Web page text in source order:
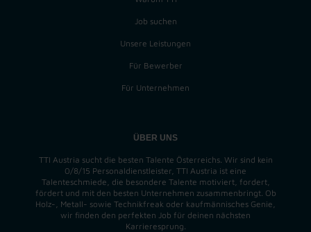
Job suchen
Unsere Leistungen
Für Bewerber
Für Unternehmen
ÜBER UNS
TTI Austria sucht die besten Talente Österreichs. Wir sind kein
0/8/15 Personaldienstleister, TTI Austria ist eine
Talenteschmiede, die besondere Talente motiviert, fordert,
fördert und mit den besten Unternehmen zusammenbringt. Ob
Holz-, Metall- sowie Technikfreak oder kaufmännisches Genie,
wir finden den perfekten Job für deinen nächsten
Karrieresprung.